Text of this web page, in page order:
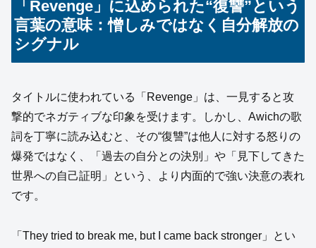
「Revenge」に込められた“復讐”という
言葉の意味：憎しみではなく自分解放の
シグナル
タイトルに使われている「Revenge」は、一見すると攻
撃的でネガティブな印象を受けます。しかし、Awichの歌
詞を丁寧に読み込むと、その“復讐”は他人に対する怒りの
爆発ではなく、「過去の自分との決別」や「見下してきた
世界への自己証明」という、より内面的で強い決意の表れ
です。
「They tried to break me, but I came back stronger」とい